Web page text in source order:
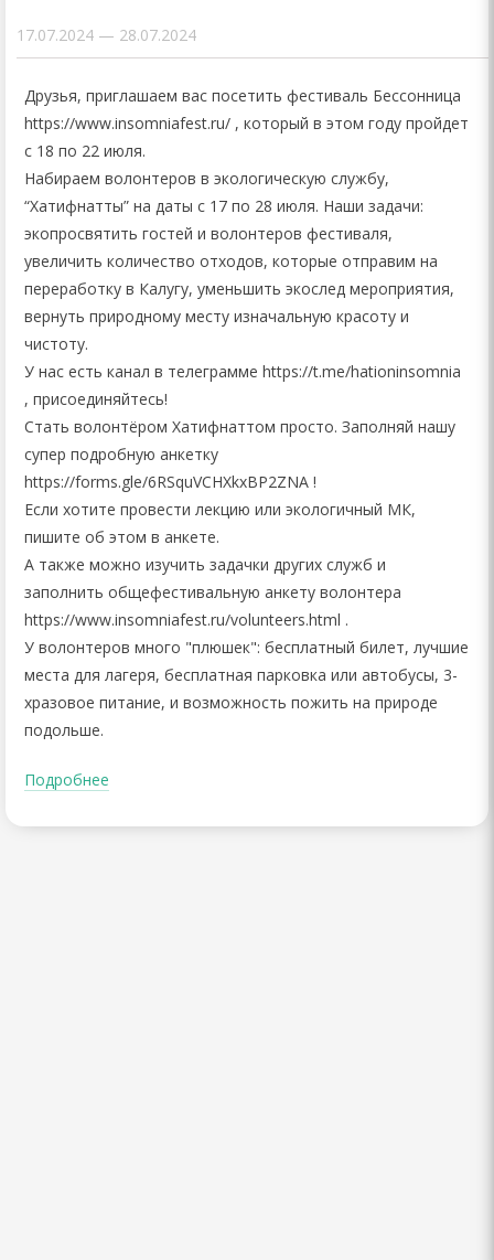
17.07.2024 — 28.07.2024
Друзья, приглашаем вас посетить фестиваль Бессонница
https://www.insomniafest.ru/ , который в этом году пройдет
с 18 по 22 июля.
Набираем волонтеров в экологическую службу,
“Хатифнатты” на даты с 17 по 28 июля. Наши задачи:
экопросвятить гостей и волонтеров фестиваля,
увеличить количество отходов, которые отправим на
переработку в Калугу, уменьшить экослед мероприятия,
вернуть природному месту изначальную красоту и
чистоту.
У нас есть канал в телеграмме https://t.me/hationinsomnia
, присоединяйтесь!
Стать волонтёром Хатифнаттом просто. Заполняй нашу
супер подробную анкетку
https://forms.gle/6RSquVCHXkxBP2ZNA !
Если хотите провести лекцию или экологичный МК,
пишите об этом в анкете.
А также можно изучить задачки других служб и
заполнить общефестивальную анкету волонтера
https://www.insomniafest.ru/volunteers.html .
У волонтеров много "плюшек": бесплатный билет, лучшие
места для лагеря, бесплатная парковка или автобусы, 3-
хразовое питание, и возможность пожить на природе
подольше.
Подробнее